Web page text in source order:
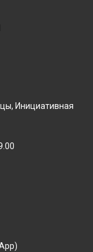
Инициативная